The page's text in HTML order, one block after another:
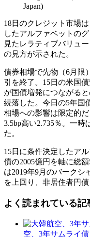
Japan)
18日のクレジット市場
したアルファベットの
見たレラティブバリュ
の見方が示された。
債券相場で先物（6月限
引を終了。15日の米国
が国債増発につながる
続落した。今日の5年国
相場への影響は限定的
3.5bp高い2.735％。一時
た。
15日に条件決定したア
債の2005億円を軸に総
は2019年9月のバークシ
を上回り、非居住者円
よく読まれている記
空、3年サムライ